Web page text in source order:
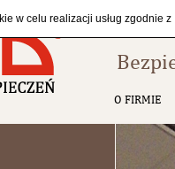
O FIRMIE
w celu realizacji usług zgodnie z